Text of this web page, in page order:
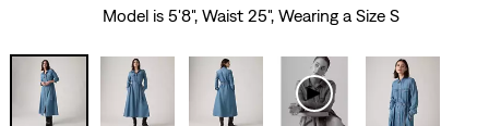
Model is 5'8", Waist 25", Wearing a Size S